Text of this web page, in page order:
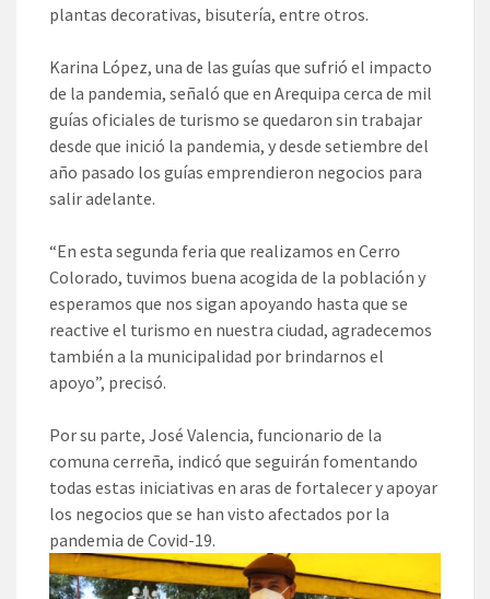
plantas decorativas, bisutería, entre otros.
Karina López, una de las guías que sufrió el impacto
de la pandemia, señaló que en Arequipa cerca de mil
guías oficiales de turismo se quedaron sin trabajar
desde que inició la pandemia, y desde setiembre del
año pasado los guías emprendieron negocios para
salir adelante.
“En esta segunda feria que realizamos en Cerro
Colorado, tuvimos buena acogida de la población y
esperamos que nos sigan apoyando hasta que se
reactive el turismo en nuestra ciudad, agradecemos
también a la municipalidad por brindarnos el
apoyo”, precisó.
Por su parte, José Valencia, funcionario de la
comuna cerreña, indicó que seguirán fomentando
todas estas iniciativas en aras de fortalecer y apoyar
los negocios que se han visto afectados por la
pandemia de Covid-19.